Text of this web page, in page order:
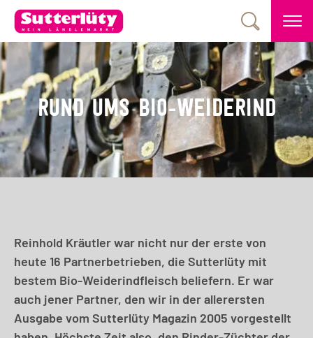
RUND UMS BIO-WEIDERIND
Reinhold Kräutler war nicht nur der erste von
heute 16 Partnerbetrieben, die Sutterlüty mit
bestem Bio-Weiderindfleisch beliefern. Er war
auch jener Partner, den wir in der allerersten
Ausgabe vom Sutterlüty Magazin 2005 vorgestellt